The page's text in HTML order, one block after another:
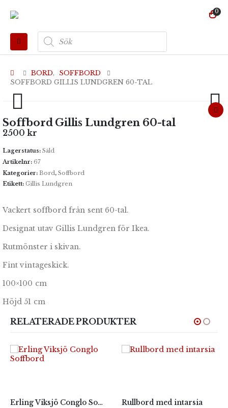
0
Produktsökning
BORD,
SOFFBORD
SOFFBORD GILLIS LUNDGREN 60-TAL
Soffbord Gillis Lundgren 60-tal
2500 kr
Lagerstatus: Såld
Artikelnr: 67
Kategorier: Bord, Soffbord
Etikett: Gillis Lundgren
Vackert soffbord från sent 60-tal.
Designat utav Gillis Lundgren för Ikea.
Rutmönster i skivan.
Fint vintageskick.
100×100 cm
Höjd 51 cm
RELATERADE PRODUKTER
Erling Viksjö Conglo Soffbord Rullbord med intarsia